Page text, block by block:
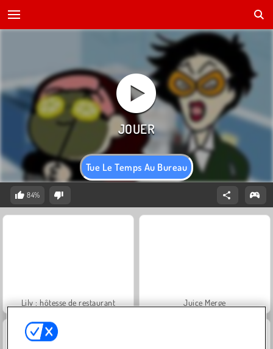
Tue Le Temps Au Bureau
84%
Lily : hôtesse de restaurant Juice Merge